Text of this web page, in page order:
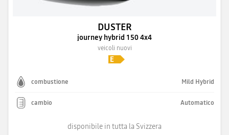
DUSTER
journey hybrid 150 4x4
veicoli nuovi
combustione Mild Hybrid
cambio Automatico
disponibile in tutta la Svizzera